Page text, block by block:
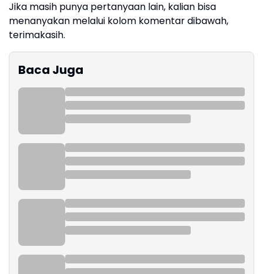
Jika masih punya pertanyaan lain, kalian bisa
menanyakan melalui kolom komentar dibawah,
terimakasih.
Baca Juga